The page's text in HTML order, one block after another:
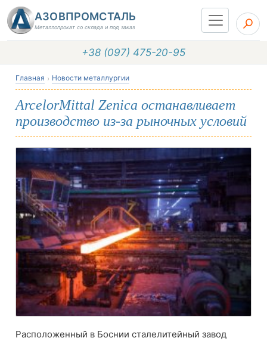
АЗОВПРОМСТАЛЬ
Металлопрокат со склада и под заказ
+38 (097) 475-20-95
Главная Новости металлургии
ArcelorMittal Zenica останавливает
производство из-за рыночных условий
Расположенный в Боснии сталелитейный завод